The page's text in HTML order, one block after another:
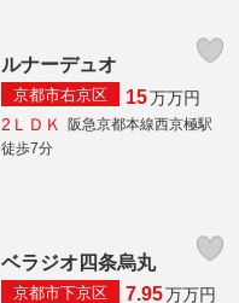
ルナーデュオ
京都市右京区 15万万円
2ＬＤＫ
阪急京都本線西京極駅
徒歩7分
ベラジオ四条烏丸
京都市下京区 7.95万万円